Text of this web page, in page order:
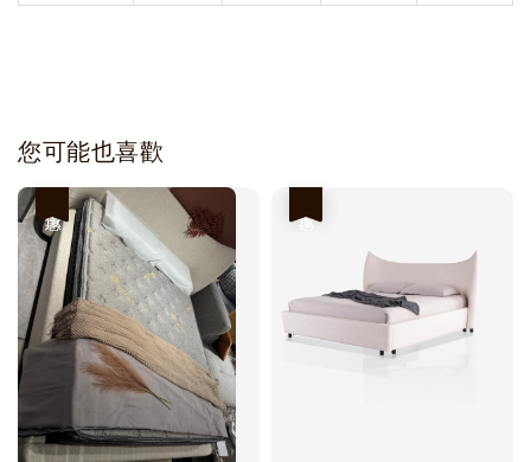
您可能也喜歡